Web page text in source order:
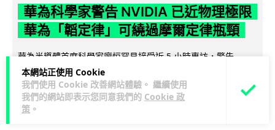
本網站正使用 Cookie
我們使用 Cookie 改善網站體驗。 繼續使用
我們的網站即表示您同意我們的 Cookie 政
策 。
華為科學家警告 NVIDIA 已近物理極限
華為「韜定律」可繞過摩爾定律瓶頸
華為半導體首席科學家廖恒罕見接受近 5 小時專訪，警告
NVIDIA 等西方晶片巨頭正逼近物理極限，傳統製程升級已失經
濟效益。他同時介紹華為... 閱讀全文
1,546